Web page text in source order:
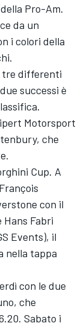
Pro-Am.
da un
i colori della
tre differenti
successi è
Motorsport
che
Cup. A
con il
Hans Fabri
Events), il
nella tappa
con le due
che
Sabato i